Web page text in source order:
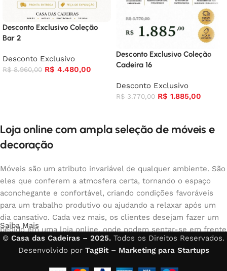
Desconto Exclusivo Coleção
Bar 2
Desconto Exclusivo
R$8.960,00 R$ 4.480,00
Desconto Exclusivo Coleção
Cadeira 16
Desconto Exclusivo
R$3.770,00 R$ 1.885,00
Loja online com ampla seleção de móveis e
decoração
Móveis são um atributo invariável de qualquer ambiente. São
eles que conferem a atmosfera certa, tornando o espaço
aconchegante e confortável, criando condições favoráveis
para um trabalho produtivo ou ajudando a relaxar após um
dia cansativo. Cada vez mais, os clientes desejam fazer um
pedido em uma loja online, onde podem sentar-se em frente
ao computador no seu tempo livre, organizar os móveis da
foto e comprar com tranquilidade os móveis que gostam. A
loja online possui um amplo catálogo de móveis: móveis
Saiba Mais
© Casa das Cadeiras – 2025. Todos os Direitos Reservados.
Desenvolvido por TagBit – Marketing para Startups